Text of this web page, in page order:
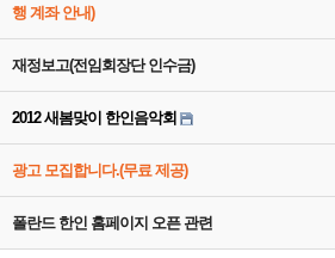
행 계좌 안내)
재정보고(전임회장단 인수금)
2012 새봄맞이 한인음악회
광고 모집합니다.(무료 제공)
폴란드 한인 홈페이지 오픈 관련